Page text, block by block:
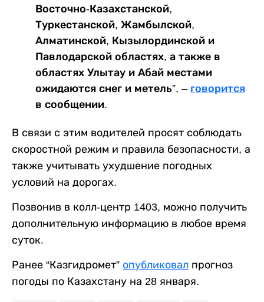
Восточно-Казахстанской,
Туркестанской, Жамбылской,
Алматинской, Кызылординской и
Павлодарской областях, а также в
областях Улытау и Абай местами
ожидаются снег и метель”, – говорится
в сообщении.
В связи с этим водителей просят соблюдать
скоростной режим и правила безопасности, а
также учитывать ухудшение погодных
условий на дорогах.
Позвонив в колл-центр 1403, можно получить
дополнительную информацию в любое время
суток.
Ранее “Казгидромет” опубликовал прогноз
погоды по Казахстану на 28 января.